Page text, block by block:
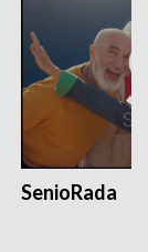
SenioRada